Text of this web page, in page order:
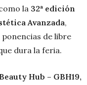
la 32ª edición
Avanzada,
de libre
dura la feria.
Hub – GBH19,